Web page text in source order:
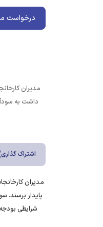
درخواست
مدیران
داشت به
اشتراک گذاری
مدیران
پایدار برسند.
شرایطی